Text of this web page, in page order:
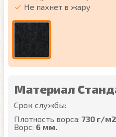
Не пахнет в жару
Материал
Срок службы:
Плотность ворса: 730 г/м2
Ворс: 6 мм.